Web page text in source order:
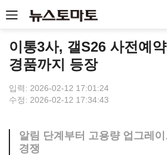
이통3사, 갤S26 사전예
경품까지 등장
입력: 2026-02-12 17:01:24
수정: 2026-02-12 17:34:43
알림 단계부터 고용량 업그레
경쟁